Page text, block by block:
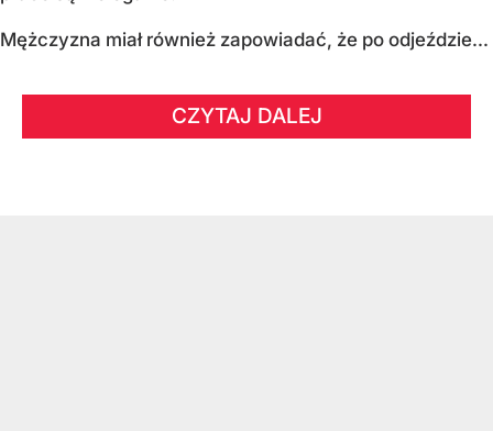
Mężczyzna miał również zapowiadać, że po odjeździe...
CZYTAJ DALEJ